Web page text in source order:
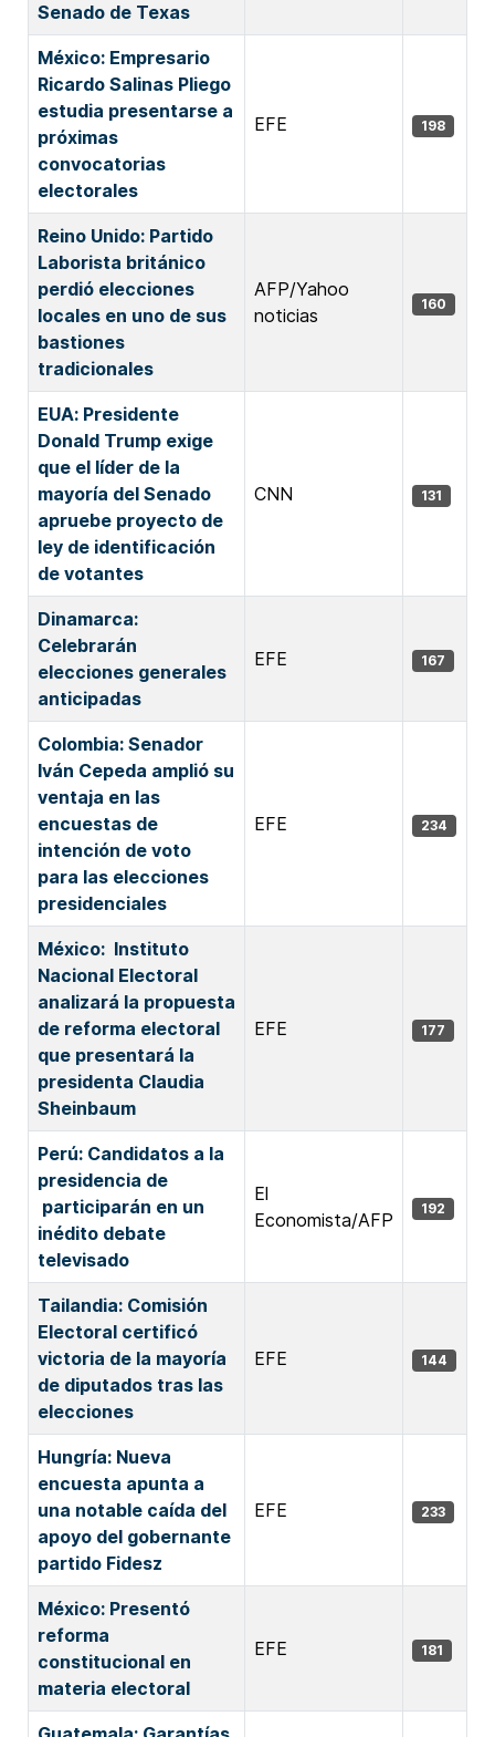
Senado de Texas
México: Empresario
Ricardo Salinas Pliego
estudia presentarse a
próximas
convocatorias
electorales
EFE 198
Reino Unido: Partido
Laborista británico
perdió elecciones
locales en uno de sus
bastiones
tradicionales
AFP/Yahoo
noticias
160
EUA: Presidente
Donald Trump exige
que el líder de la
mayoría del Senado
apruebe proyecto de
ley de identificación
de votantes
CNN 131
Dinamarca:
Celebrarán
elecciones generales
anticipadas
EFE 167
Colombia: Senador
Iván Cepeda amplió su
ventaja en las
encuestas de
intención de voto
para las elecciones
presidenciales
EFE 234
México: Instituto
Nacional Electoral
analizará la propuesta
de reforma electoral
que presentará la
presidenta Claudia
Sheinbaum
EFE 177
Perú: Candidatos a la
presidencia de
participarán en un
inédito debate
televisado
El
Economista/AFP
192
Tailandia: Comisión
Electoral certificó
victoria de la mayoría
de diputados tras las
elecciones
EFE 144
Hungría: Nueva
encuesta apunta a
una notable caída del
apoyo del gobernante
partido Fidesz
EFE 233
México: Presentó
reforma
constitucional en
materia electoral
EFE 181